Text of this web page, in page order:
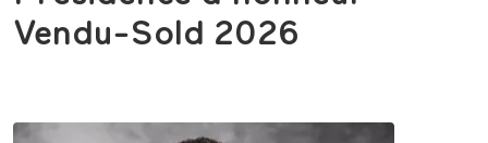
Vendu-Sold 2026